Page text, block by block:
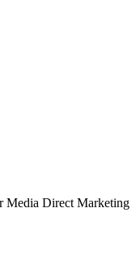
Media Direct Marketing